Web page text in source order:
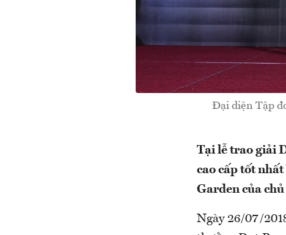
Đại diện Tập
Tại lễ trao giải
cao cấp tốt
Garden của
Ngày 26/07/